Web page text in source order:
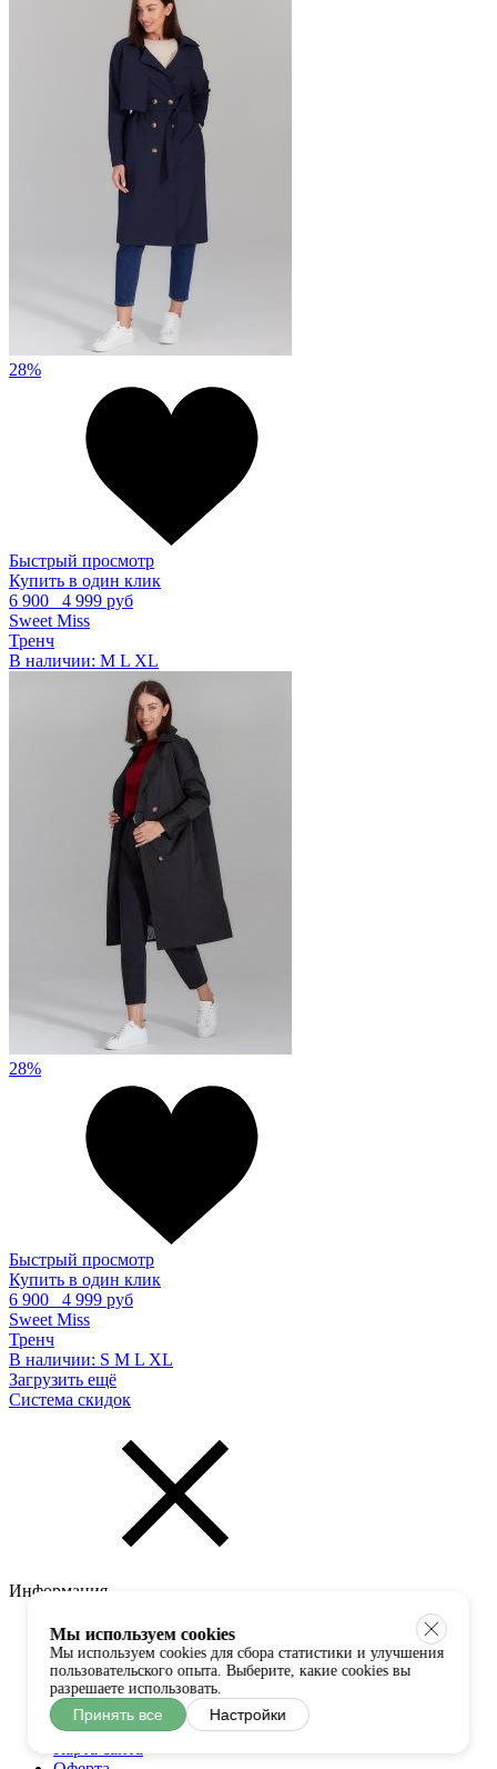
28%
Быстрый просмотр
Купить в один клик
6 900
4 999 руб
Sweet Miss
Тренч
В наличии: M L XL
28%
Быстрый просмотр
Купить в один клик
6 900
4 999 руб
Sweet Miss
Тренч
В наличии: S M L XL
Загрузить ещё
Система скидок
Информация
О нас
Статьи
Отзывы
Часто задаваемые вопросы
Контакты
Архив
Мы используем cookies
Мы используем cookies для сбора статистики и улучшения
пользовательского опыта. Выберите, какие cookies вы
разрешаете использовать.
Принять все Настройки